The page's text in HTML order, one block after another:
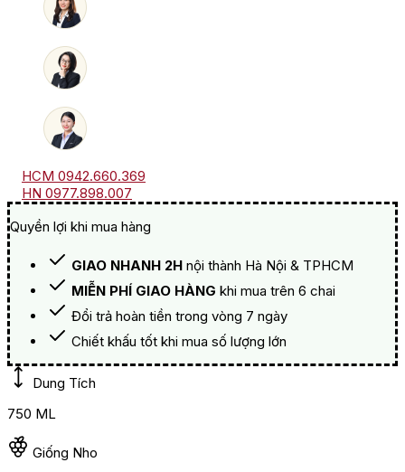
HCM 0942.660.369
HN 0977.898.007
Quyền lợi khi mua hàng
GIAO NHANH 2H nội thành Hà Nội & TPHCM
MIỄN PHÍ GIAO HÀNG khi mua trên 6 chai
Đổi trả hoàn tiền trong vòng 7 ngày
Chiết khấu tốt khi mua số lượng lớn
Dung Tích
750 ML
Giống Nho